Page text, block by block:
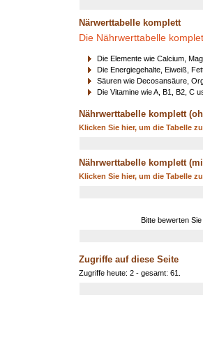
Närwerttabelle komplett
Die Nährwerttabelle
Die Elemente wie Calcium,
Die Energiegehalte, Eiweiß,
Säuren wie Decosansäure,
Die Vitamine wie A, B1, B2, C
Nährwerttabelle komplett
Klicken Sie hier, um die Tabelle
Nährwerttabelle komplett
Klicken Sie hier, um die Tabelle
Bitte bewerten
Zugriffe auf diese Seite
Zugriffe heute: 2 - gesamt: 61.